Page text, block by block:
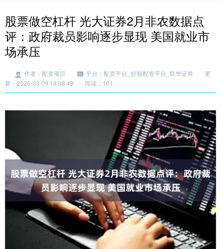
股票做空杠杆 光大证券2月非农数据点
评：政府裁员影响逐步显现 美国就业市
场承压
作者：配资项目 平台：配资平台_炒股配资平台_联华证券
更
新：2025-03-09 14:08:49
阅读：101